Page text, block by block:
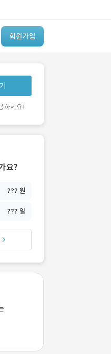
회원가입
하세요!
요?
??? 원
??? 일